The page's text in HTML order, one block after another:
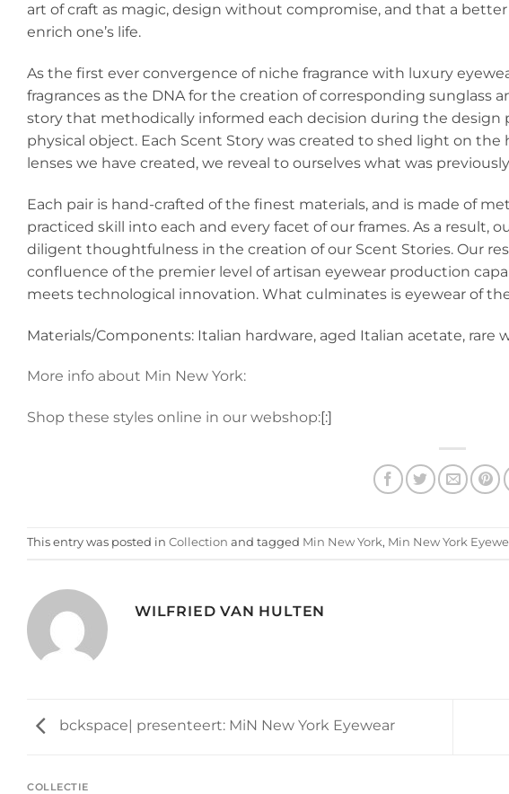
art of craft as magic, design without compromise, and that a
enrich one’s life.
As the first ever convergence of niche fragrance with luxury
fragrances as the DNA for the creation of corresponding sunglass
story that methodically informed each decision during the design
physical object. Each Scent Story was created to shed light on
lenses we have created, we reveal to ourselves what was
Each pair is hand-crafted of the finest materials, and is made of
practiced skill into each and every facet of our frames. As a
diligent thoughtfulness in the creation of our Scent Stories. Our
confluence of the premier level of artisan eyewear production
meets technological innovation. What culminates is eyewear of
Materials/Components: Italian hardware, aged Italian acetate, rare
More info about Min New York:
Shop these styles online in our webshop:[:]
This entry was posted in Collection and tagged Min New York, Min New York
WILFRIED VAN HULTEN
bckspace| presenteert: MiN New York Eyewear
COLLECTIE